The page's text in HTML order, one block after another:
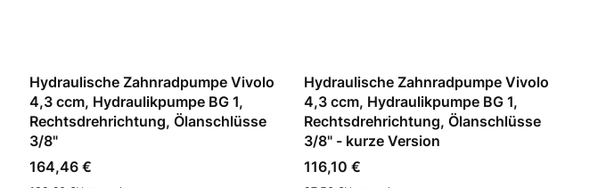
Hydraulische Zahnradpumpe Vivolo
4,3 ccm, Hydraulikpumpe BG 1,
Rechtsdrehrichtung, Ölanschlüsse
3/8"
Preis
164,46 €
Hydraulische Zahnradpumpe Vivolo
4,3 ccm, Hydraulikpumpe BG 1,
Rechtsdrehrichtung, Ölanschlüsse
3/8" - kurze Version
Preis
116,10 €